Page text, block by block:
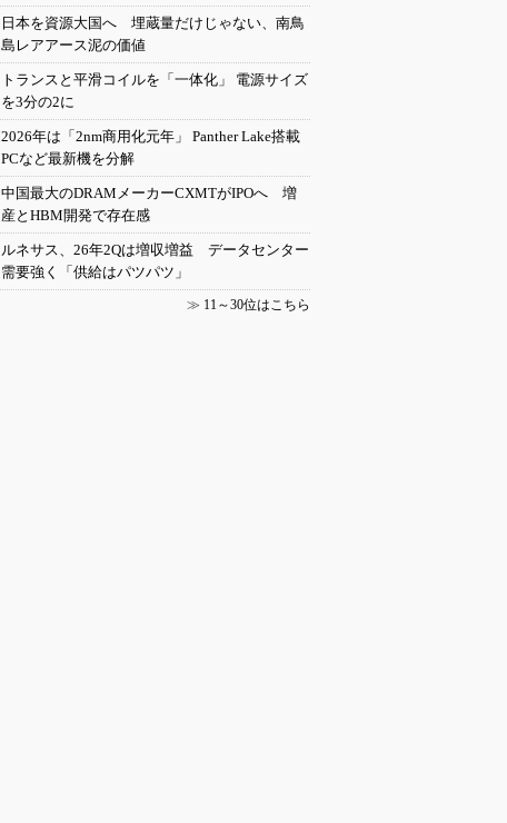
日本を資源大国へ 埋蔵量だけじゃない、南鳥
島レアアース泥の価値
トランスと平滑コイルを「一体化」 電源サイズ
を3分の2に
2026年は「2nm商用化元年」 Panther Lake搭載
PCなど最新機を分解
中国最大のDRAMメーカーCXMTがIPOへ 増
産とHBM開発で存在感
ルネサス、26年2Qは増収増益 データセンター
需要強く「供給はパツパツ」
≫ 11～30位はこちら